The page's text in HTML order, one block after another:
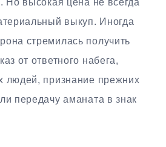
выкуп. Иногда
стремилась получить
от ответного набега,
людей, признание прежних
передачу аманата в знак